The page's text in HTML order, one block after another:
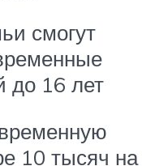
смогут
до 16 лет
10 тысяч на